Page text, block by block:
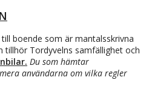
boende som är mantalsskrivna
tillhör Tordyvelns samfällighet och
Du som hämtar
användarna om vilka regler